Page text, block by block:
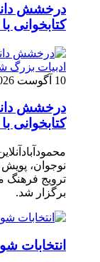
درخشش
کتابخوانی
10 آگوست 2026
درخشش
کتابخوانی
نوجوان، پویش
ترویج فرهنگ
برگزار شد.
انتخابات